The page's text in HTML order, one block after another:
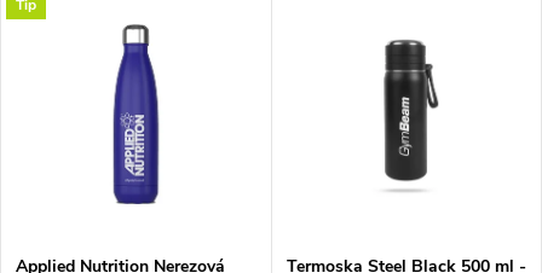
Nejdražší
s
Tip
Applied Nutrition Nerezová
Termoska Steel Black 500 ml -